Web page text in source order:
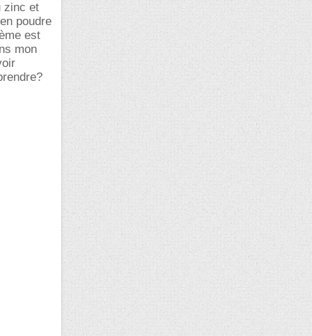
zinc et
poudre
est
mon